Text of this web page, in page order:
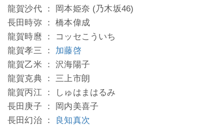
龍賀沙代 ： 岡本姫奈 (乃木坂46)
長田時弥 ： 橋本偉成
龍賀時麿 ： コッセこういち
龍賀孝三 ： 加藤啓
龍賀乙米 ： 沢海陽子
龍賀克典 ： 三上市朗
龍賀丙江 ： しゅはまはるみ
長田庚子 ： 岡内美喜子
長田幻治 ： 良知真次